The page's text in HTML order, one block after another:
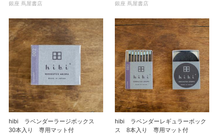
銀座 蔦屋書店 銀座 蔦屋書店
hibi ラベンダーラージボックス
30本入り 専用マット付
hibi ラベンダーレギュラーボック
ス 8本入り 専用マット付